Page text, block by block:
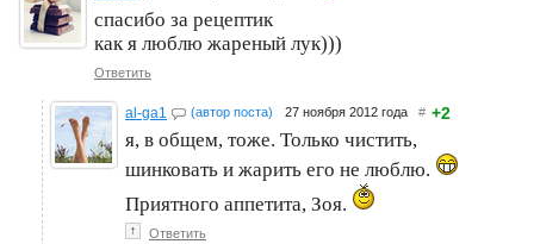
спасибо за рецептик
как я люблю жареный лук)))
Ответить
al-ga1 (автор поста) 27 ноября 2012 года # +2
я, в общем, тоже. Только чистить,
шинковать и жарить его не люблю.
Приятного аппетита, Зоя.
↑ Ответить